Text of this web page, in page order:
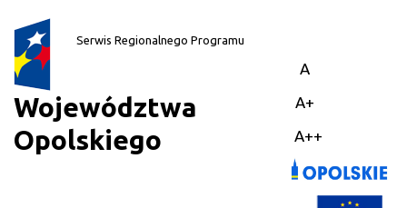
Serwis Regionalnego Programu
Województwa
Opolskiego
A
A+
A++